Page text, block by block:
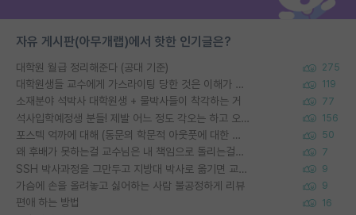
자유 게시판(아무개랩)에서 핫한 인기글은?
대학원 월급 정리해준다 (공대 기준) 275
대학원생들 교수에게 가스라이팅 당한 것은 이해가 갑니다. 안타깝네요. 119
소재분야 석박사 대학원생 + 물박사들이 착각하는 거 77
석사입학예정생 분들! 제발 어느 정도 각오는 하고 오세요. 156
포스텍 억까에 대해 (동문의 학문적 아웃풋에 대한 반박) 50
왜 후배가 못하는걸 교수님은 내 책임으로 돌리는걸까요? 7
SSH 박사과정을 그만두고 지방대 박사로 옮기면 교수의 꿈은 끝일까요? 9
가슴에 손을 올려놓고 싫어하는 사람 불공정하게 리뷰 9
편애 하는 방법 16